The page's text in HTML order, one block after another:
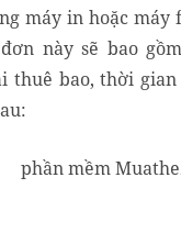
máy in hoặc máy
này sẽ bao
thuê bao, thời